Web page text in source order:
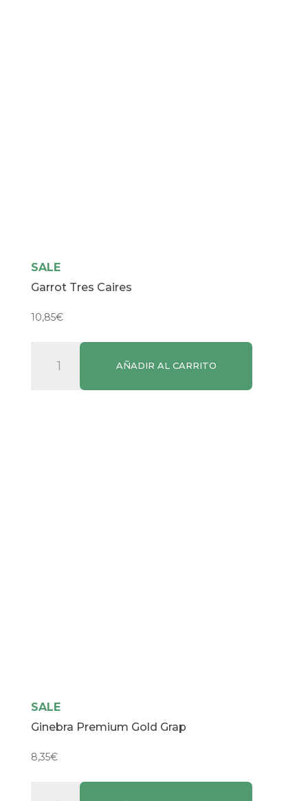
SALE
Garrot Tres Caires
10,85€
AÑADIR AL CARRITO
SALE
Ginebra Premium Gold Grap
8,35€